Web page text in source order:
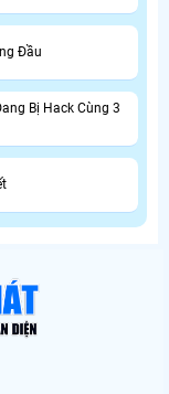
Đầu
Bị Hack Cùng 3